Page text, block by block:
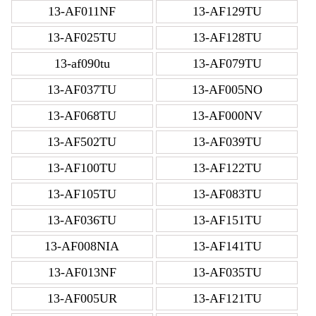
13-AF011NF
13-AF129TU
13-AF025TU
13-AF128TU
13-af090tu
13-AF079TU
13-AF037TU
13-AF005NO
13-AF068TU
13-AF000NV
13-AF502TU
13-AF039TU
13-AF100TU
13-AF122TU
13-AF105TU
13-AF083TU
13-AF036TU
13-AF151TU
13-AF008NIA
13-AF141TU
13-AF013NF
13-AF035TU
13-AF005UR
13-AF121TU